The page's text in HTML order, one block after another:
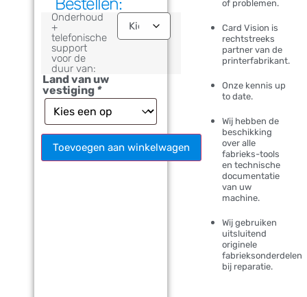
Bestellen:
Onderhoud
+
telefonische
support
voor de
duur van:
Land van uw
vestiging *
Toevoegen aan winkelwagen
of problemen.
Card Vision is
rechtstreeks
partner van de
printerfabrikant.
Onze kennis up
to date.
Wij hebben de
beschikking
over alle
fabrieks-tools
en technische
documentatie
van uw
machine.
Wij gebruiken
uitsluitend
originele
fabrieksonderdelen
bij reparatie.